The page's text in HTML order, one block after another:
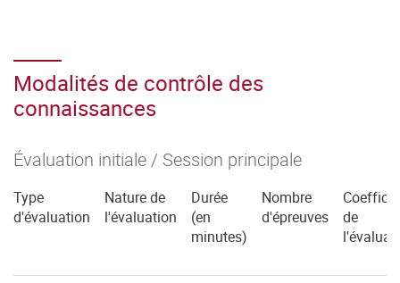
Modalités de contrôle des
connaissances
Évaluation initiale / Session principale
Type
d'évaluation
Nature de
l'évaluation
Durée
(en
minutes)
Nombre
d'épreuves
de